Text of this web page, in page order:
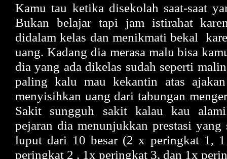
Kamu tau ketika disekolah saat-saat
Bukan belajar tapi jam istirahat
didalam kelas dan menikmati bekal
uang. Kadang dia merasa malu bisa
dia yang ada dikelas sudah seperti
paling kalu mau kekantin atas
menyisihkan uang dari tabungan
Sakit sungguh sakit kalau kau
pejaran dia menunjukkan prestasi yang
luput dari 10 besar (2 x peringkat 1,
peringkat 2 , 1x peringkat 3, dan 1x